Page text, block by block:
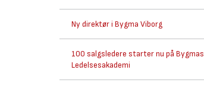
Ny direktør i Bygma Viborg
100 salgsledere starter nu på Bygmas
Ledelsesakademi